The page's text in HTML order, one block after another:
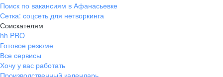
Поиск по вакансиям в Афанасьевке
Сетка: соцсеть для нетворкинга
Соискателям
hh PRO
Готовое резюме
Все сервисы
Хочу у вас работать
Производственный календарь